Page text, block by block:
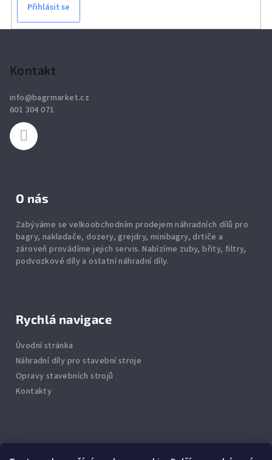
Přihlásit se
Kontakt
info@bagrmarket.cz
601 304 071
O nás
Zabýváme se velkoobchodním prodejem náhradních dílů pro
bagry, nakladače, dozery, grejdry, minibagry, drtiče a
zároveň provádíme jejich servis. Nabízíme zuby,břity,filtry,
podvozkové díly a ostatní náhradní díly.
Rychlá navigace
Úvodní stránka
Náhradní díly pro stavební stroje
Opravy stavebních strojů
Kontakty